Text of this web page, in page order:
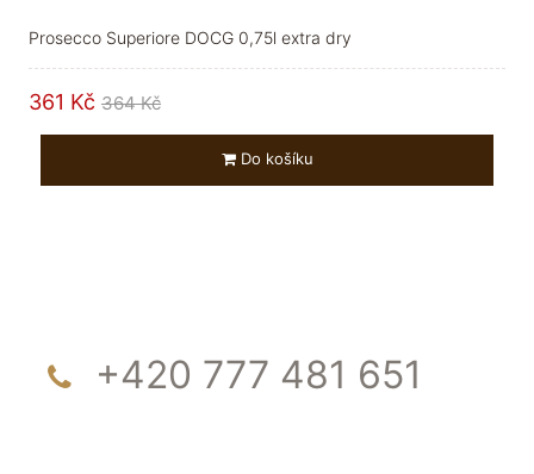
Prosecco Superiore DOCG 0,75l extra dry
361 Kč 364 Kč
Do košíku
+420 777 481 651